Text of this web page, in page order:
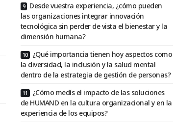
Desde vuestra experiencia, ¿cómo pueden
las organizaciones integrar innovación
tecnológica sin perder de vista el bienestar y la
dimensión humana?
¿Qué importancia tienen hoy aspectos como
la diversidad, la inclusión y la salud mental
dentro de la estrategia de gestión de personas?
¿Cómo medís el impacto de las soluciones
de HUMAND en la cultura organizacional y en la
experiencia de los equipos?